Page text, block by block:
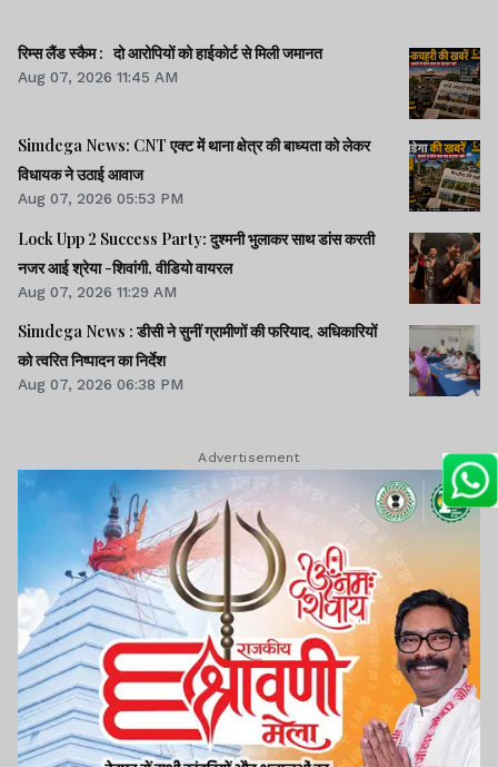
रिम्स लैंड स्कैम : दो आरोपियों को हाईकोर्ट से मिली जमानत
Aug 07, 2026 11:45 AM
Simdega News: CNT एक्ट में थाना क्षेत्र की बाध्यता को लेकर
विधायक ने उठाई आवाज
Aug 07, 2026 05:53 PM
Lock Upp 2 Success Party: दुश्मनी भुलाकर साथ डांस करती
नजर आई श्रेया -शिवांगी, वीडियो वायरल
Aug 07, 2026 11:29 AM
Simdega News : डीसी ने सुनीं ग्रामीणों की फरियाद, अधिकारियों
को त्वरित निष्पादन का निर्देश
Aug 07, 2026 06:38 PM
Advertisement